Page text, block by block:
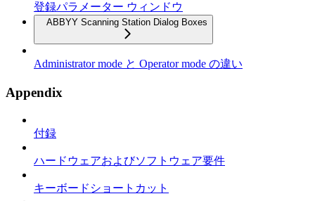
登録パラメーター ウィンドウ
ABBYY Scanning Station Dialog Boxes
Administrator mode と Operator mode の違い
Appendix
付録
ハードウェアおよびソフトウェア要件
キーボードショートカット